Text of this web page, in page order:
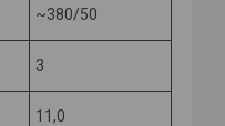
~380/50
3
11,0